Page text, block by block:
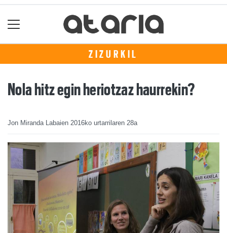
ZIZURKIL
Nola hitz egin heriotzaz haurrekin?
Jon Miranda Labaien 2016ko urtarrilaren 28a